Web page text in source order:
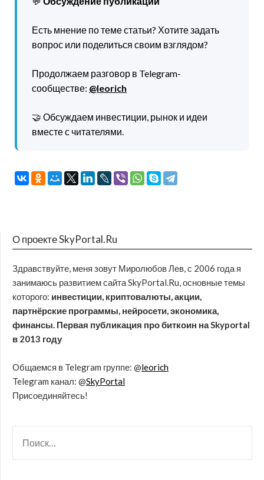
Есть мнение по теме статьи? Хотите задать
вопрос или поделиться своим взглядом?
Продолжаем разговор в Telegram-
сообществе: @leorich
🤝 Обсуждаем инвестиции, рынок и идеи
вместе с читателями.
О проекте SkyPortal.Ru
Здравствуйте, меня зовут Миролюбов Лев, с 2006 года я
занимаюсь развитием сайта SkyPortal.Ru, основные темы
которого: инвестиции, криптовалюты, акции,
партнёрские программы, нейросети, экономика,
финансы. Первая публикация про биткоин на Skyportal
в 2013 году
Общаемся в Telegram группе: @leorich
Telegram канал: @SkyPortal
Присоединяйтесь!